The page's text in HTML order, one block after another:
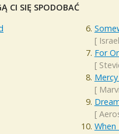
CI SIĘ SPODOBAĆ
[
For
[
[
[
When